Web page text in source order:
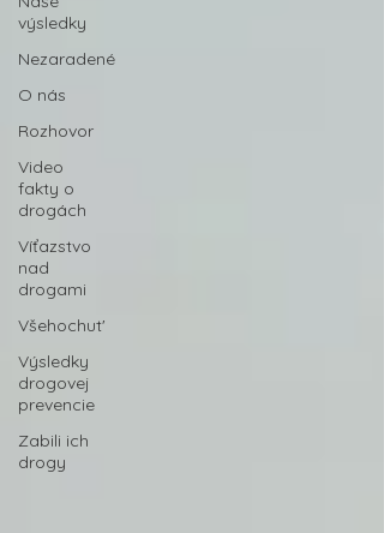
výsledky
Nezaradené
O nás
Rozhovor
Video
fakty o
drogách
Víťazstvo
nad
drogami
Všehochut'
Výsledky
drogovej
prevencie
Zabili ich
drogy